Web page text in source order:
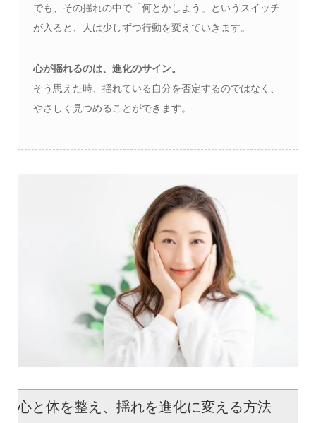
でも、その揺れの中で「何とかしよう」というスイッチ
が入ると、人は少しずつ行動を変えていきます。
心が揺れるのは、進化のサイン。
そう思えた時、揺れている自分を否定するのではなく、
やさしく見つめることができます。
心と体を整え、揺れを進化に変える方法